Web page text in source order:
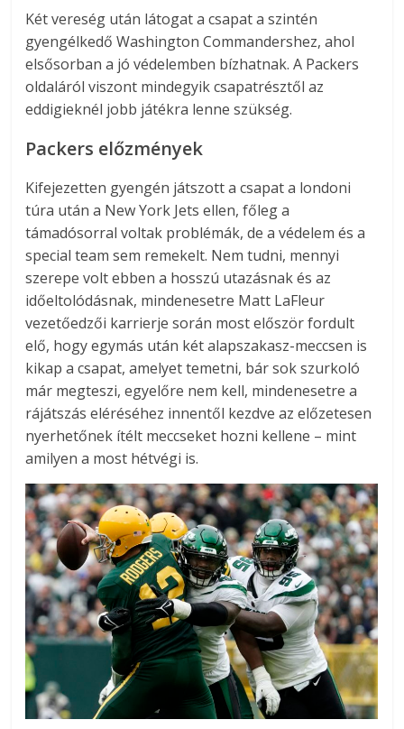
Két vereség után látogat a csapat a szintén
gyengélkedő Washington Commandershez, ahol
elsősorban a jó védelemben bízhatnak. A Packers
oldaláról viszont mindegyik csapatrésztől az
eddigieknél jobb játékra lenne szükség.
Packers előzmények
Kifejezetten gyengén játszott a csapat a londoni
túra után a New York Jets ellen, főleg a
támadósorral voltak problémák, de a védelem és a
special team sem remekelt. Nem tudni, mennyi
szerepe volt ebben a hosszú utazásnak és az
időeltolódásnak, mindenesetre Matt LaFleur
vezetőedzői karrierje során most először fordult
elő, hogy egymás után két alapszakasz-meccsen is
kikap a csapat, amelyet temetni, bár sok szurkoló
már megteszi, egyelőre nem kell, mindenesetre a
rájátszás eléréséhez innentől kezdve az előzetesen
nyerhetőnek ítélt meccseket hozni kellene – mint
amilyen a most hétvégi is.